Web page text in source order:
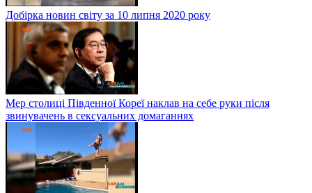
Добірка новин світу за 10 липня 2020 року
Мер столиці Південної Кореї наклав на себе руки після
звинувачень в сексуальних домаганнях